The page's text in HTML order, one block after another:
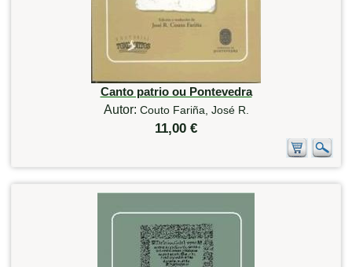
Canto patrio ou Pontevedra
Autor: Couto Fariña, José R.
11,00 €